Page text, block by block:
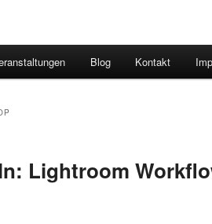
Blog Kontakt
Lightroom